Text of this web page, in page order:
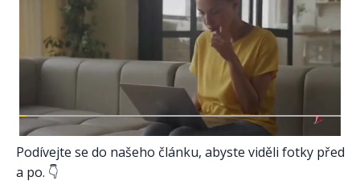
Podívejte se do našeho článku, abyste viděli fotky před
a po. 👇